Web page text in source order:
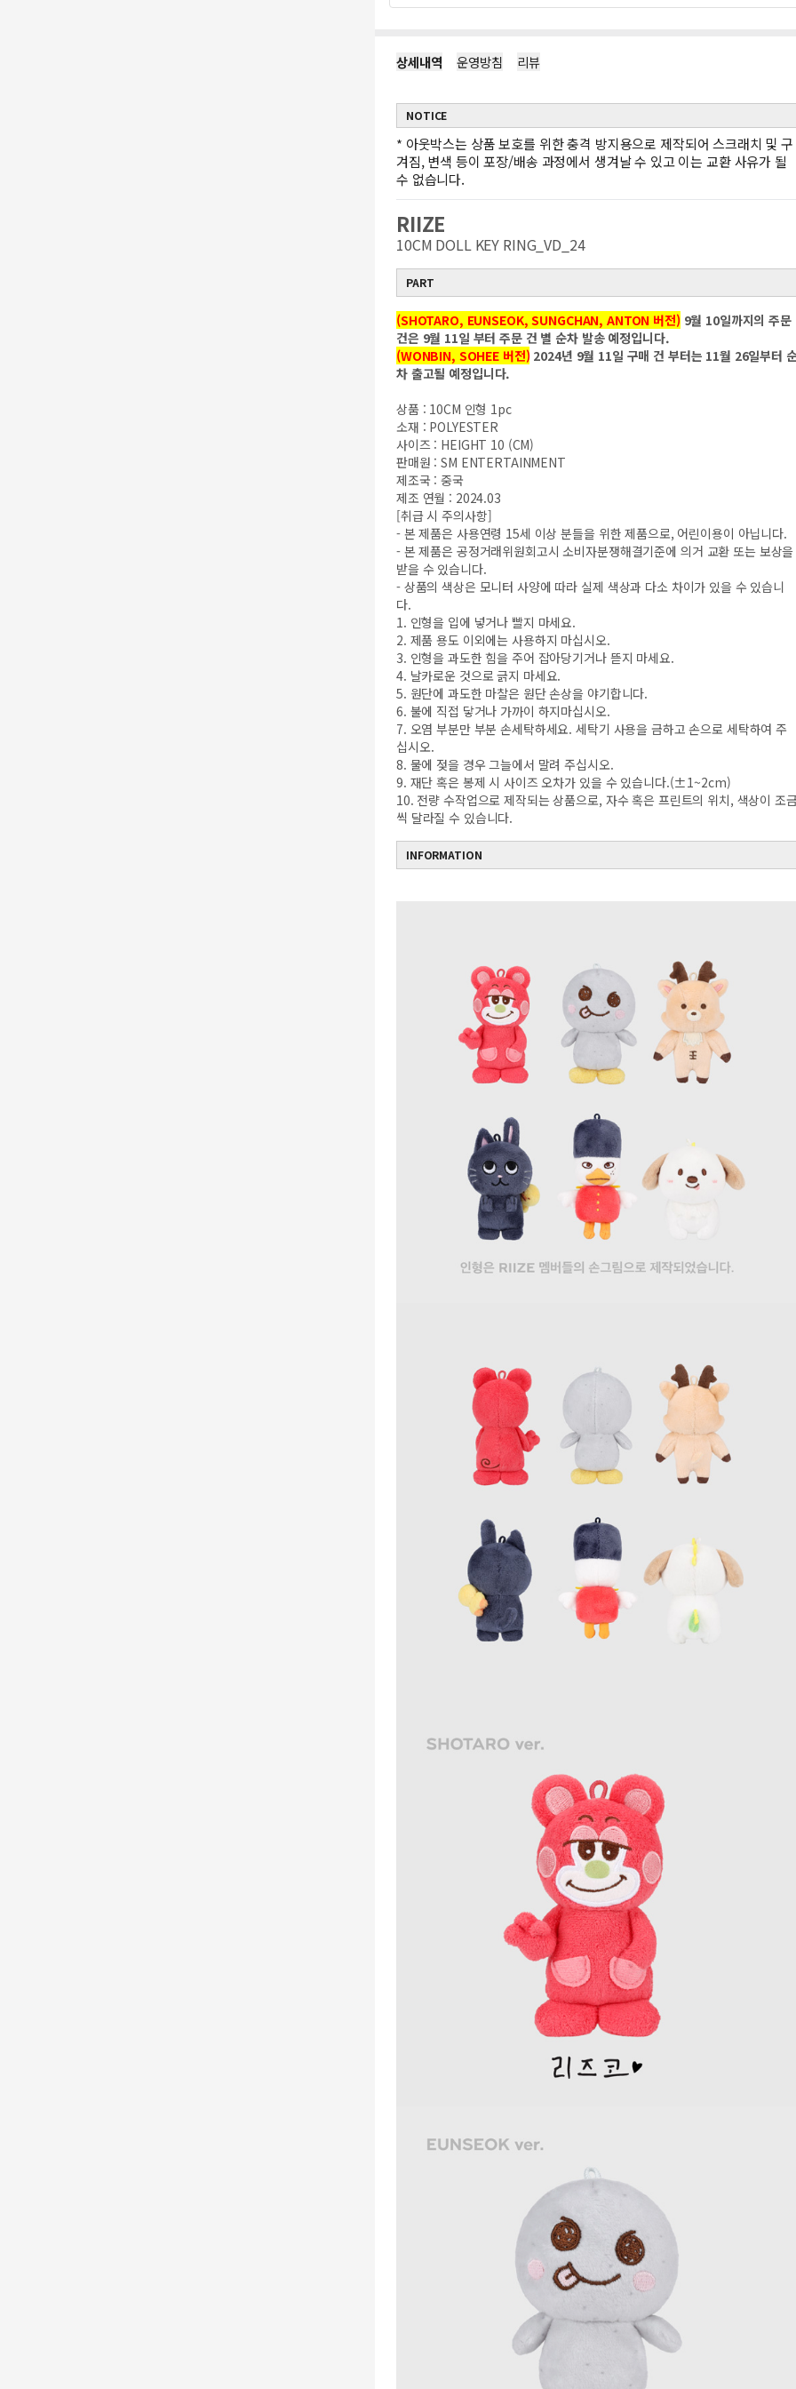
상세내역 운영방침 리뷰
NOTICE
* 아웃박스는 상품 보호를 위한 충격 방지용으로 제작되어 스크래치 및 구
겨짐, 변색 등이 포장/배송 과정에서 생겨날 수 있고 이는 교환 사유가 될
수 없습니다.
RIIZE
10CM DOLL KEY RING_VD_24
PART
(SHOTARO, EUNSEOK, SUNGCHAN, ANTON 버전) 9월 10일까지의 주문
건은 9월 11일 부터 주문 건 별 순차 발송 예정입니다.
(WONBIN, SOHEE 버전) 2024년 9월 11일 구매 건 부터는 11월 26일부터
차 출고될 예정입니다.
상품 : 10CM 인형 1pc
소재 : POLYESTER
사이즈 : HEIGHT 10 (CM)
판매원 : SM ENTERTAINMENT
제조국 : 중국
제조 연월 : 2024.03
[취급 시 주의사항]
- 본 제품은 사용연령 15세 이상 분들을 위한 제품으로, 어린이용이 아닙니다.
- 본 제품은 공정거래위원회고시 소비자분쟁해결기준에 의거 교환 또는 보상을
받을 수 있습니다.
- 상품의 색상은 모니터 사양에 따라 실제 색상과 다소 차이가 있을 수 있습니
다.
1. 인형을 입에 넣거나 빨지 마세요.
2. 제품 용도 이외에는 사용하지 마십시오.
3. 인형을 과도한 힘을 주어 잡아당기거나 뜯지 마세요.
4. 날카로운 것으로 긁지 마세요.
5. 원단에 과도한 마찰은 원단 손상을 야기합니다.
6. 불에 직접 닿거나 가까이 하지마십시오.
7. 오염 부분만 부분 손세탁하세요. 세탁기 사용을 금하고 손으로 세탁하여 주
십시오.
8. 물에 젖을 경우 그늘에서 말려 주십시오.
9. 재단 혹은 봉제 시 사이즈 오차가 있을 수 있습니다.(±1~2cm)
10. 전량 수작업으로 제작되는 상품으로, 자수 혹은 프린트의 위치, 색상이 조
씩 달라질 수 있습니다.
INFORMATION